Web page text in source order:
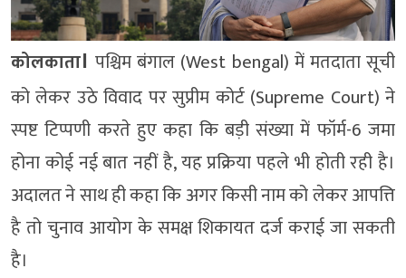
कोलकाता। पश्चिम बंगाल (West bengal) में मतदाता सूची
को लेकर उठे विवाद परसुप्रीम कोर्ट (Supreme Court) ने
स्पष्ट टिप्पणी करते हुए कहा कि बड़ी संख्या में फॉर्म-6 जमा
होना कोई नई बात नहीं है, यह प्रक्रिया पहले भी होती रही है।
अदालत ने साथ ही कहा कि अगर किसी नाम को लेकर आपत्ति
है तो चुनाव आयोग के समक्ष शिकायत दर्ज कराई जा सकती
है।